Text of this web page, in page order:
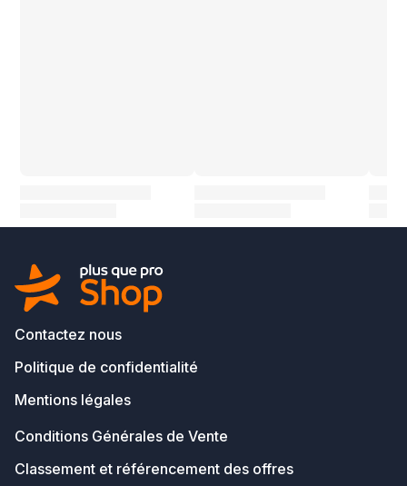
Contactez nous
Politique de confidentialité
Mentions légales
Conditions Générales de Vente
Classement et référencement des offres